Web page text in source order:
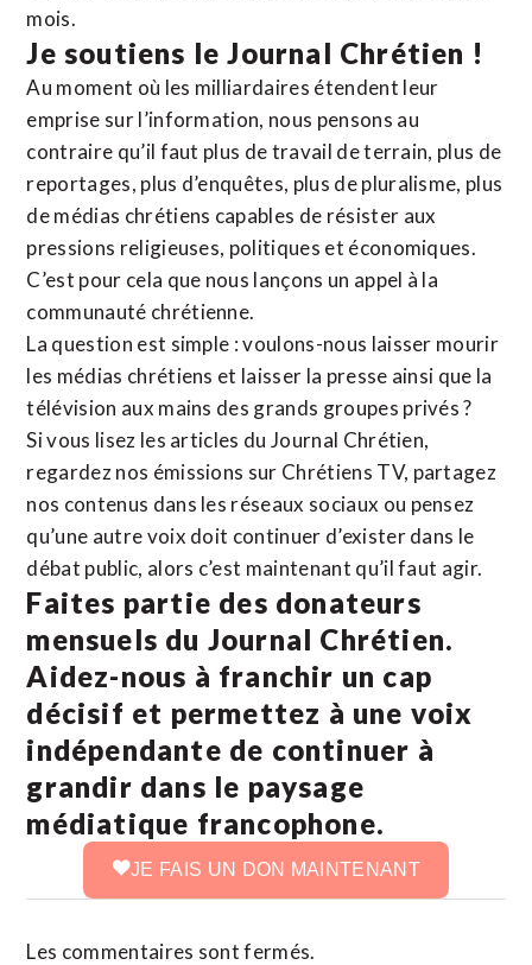
mois.
Je soutiens le Journal Chrétien !
Au moment où les milliardaires étendent leur
emprise sur l’information, nous pensons au
contraire qu’il faut plus de travail de terrain, plus de
reportages, plus d’enquêtes, plus de pluralisme, plus
de médias chrétiens capables de résister aux
pressions religieuses, politiques et économiques.
C’est pour cela que nous lançons un appel à la
communauté chrétienne.
La question est simple : voulons-nous laisser mourir
les médias chrétiens et laisser la presse ainsi que la
télévision aux mains des grands groupes privés ?
Si vous lisez les articles du Journal Chrétien,
regardez nos émissions sur Chrétiens TV, partagez
nos contenus dans les réseaux sociaux ou pensez
qu’une autre voix doit continuer d’exister dans le
débat public, alors c’est maintenant qu’il faut agir.
Faites partie des donateurs
mensuels du Journal Chrétien.
Aidez-nous à franchir un cap
décisif et permettez à une voix
indépendante de continuer à
grandir dans le paysage
médiatique francophone.
JE FAIS UN DON MAINTENANT
Les commentaires sont fermés.